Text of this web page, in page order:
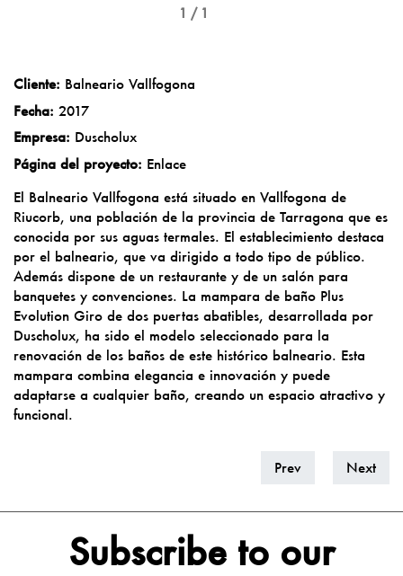
1 / 1
Cliente: Balneario Vallfogona
Fecha: 2017
Empresa: Duscholux
Página del proyecto: Enlace
El Balneario Vallfogona está situado en Vallfogona de
Riucorb, una población de la provincia de Tarragona que es
conocida por sus aguas termales. El establecimiento destaca
por el balneario, que va dirigido a todo tipo de público.
Además dispone de un restaurante y de un salón para
banquetes y convenciones. La mampara de baño Plus
Evolution Giro de dos puertas abatibles, desarrollada por
Duscholux, ha sido el modelo seleccionado para la
renovación de los baños de este histórico balneario. Esta
mampara combina elegancia e innovación y puede
adaptarse a cualquier baño, creando un espacio atractivo y
funcional.
Prev Next
Subscribe to our